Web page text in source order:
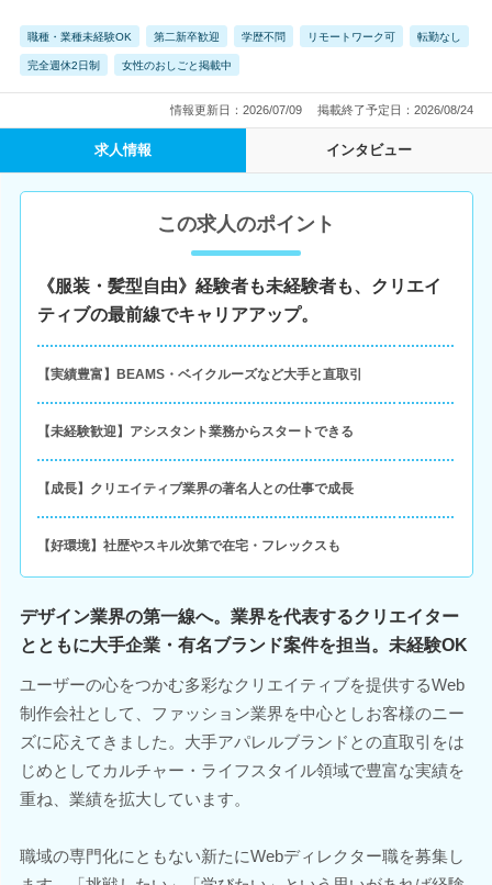
職種・業種未経験OK 第二新卒歓迎 学歴不問 リモートワーク可 転勤なし
完全週休2日制 女性のおしごと掲載中
情報更新日：2026/07/09 掲載終了予定日：2026/08/24
求人情報 インタビュー
この求人のポイント
《服装・髪型自由》経験者も未経験者も、クリエイ
ティブの最前線でキャリアアップ。
【実績豊富】BEAMS・ベイクルーズなど大手と直取引
【未経験歓迎】アシスタント業務からスタートできる
【成長】クリエイティブ業界の著名人との仕事で成長
【好環境】社歴やスキル次第で在宅・フレックスも
デザイン業界の第一線へ。業界を代表するクリエイター
とともに大手企業・有名ブランド案件を担当。未経験OK
ユーザーの心をつかむ多彩なクリエイティブを提供するWeb
制作会社として、ファッション業界を中心としお客様のニー
ズに応えてきました。大手アパレルブランドとの直取引をは
じめとしてカルチャー・ライフスタイル領域で豊富な実績を
重ね、業績を拡大しています。
職域の専門化にともない新たにWebディレクター職を募集し